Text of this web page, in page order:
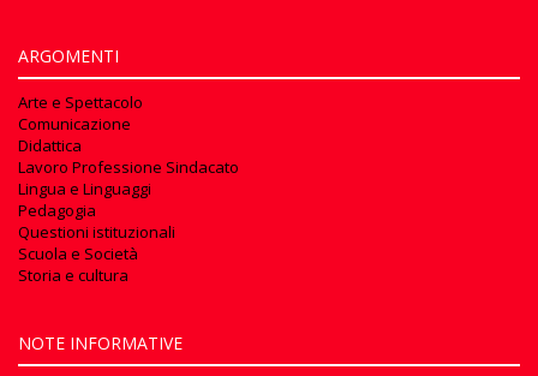
ARGOMENTI
Arte e Spettacolo
Comunicazione
Didattica
Lavoro Professione Sindacato
Lingua e Linguaggi
Pedagogia
Questioni istituzionali
Scuola e Società
Storia e cultura
NOTE INFORMATIVE